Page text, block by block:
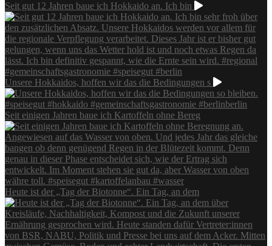
Seit gut 12 Jahren baue ich Hokkaido an. Ich bin
Unsere Hokkaidos, hoffen wir das die Bedingungen s
Seit einigen Jahren baue ich Kartoffeln ohne Bereg
Heute ist der „Tag der Biotonne“. Ein Tag, an dem